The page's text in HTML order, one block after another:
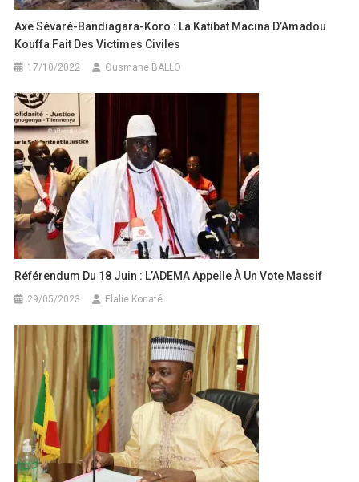
Axe Sévaré-Bandiagara-Koro : La Katibat Macina D’Amadou
Kouffa Fait Des Victimes Civiles
17/10/2022 Ousmane BALLO
Référendum Du 18 Juin : L’ADEMA Appelle À Un Vote Massif
29/05/2023 Elalie Konaté